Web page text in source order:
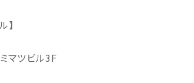
】
ミマツビル3F